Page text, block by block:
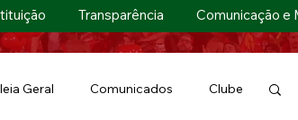
Transparência Comunicação e
Geral Comunicados Clube